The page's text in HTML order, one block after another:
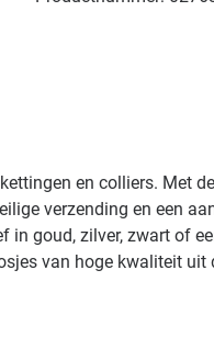
en colliers. Met
verzending en een
goud, zilver, zwart of
van hoge kwaliteit uit